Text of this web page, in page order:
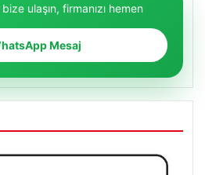
ulaşın, firmanızı hemen
Mesaj